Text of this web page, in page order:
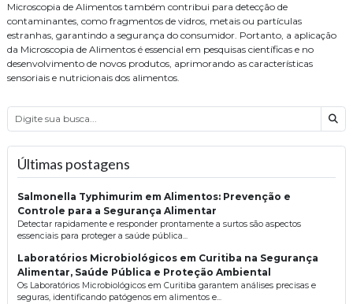
Microscopia de Alimentos também contribui para detecção de
contaminantes, como fragmentos de vidros, metais ou partículas
estranhas, garantindo a segurança do consumidor. Portanto, a aplicação
da Microscopia de Alimentos é essencial em pesquisas científicas e no
desenvolvimento de novos produtos, aprimorando as características
sensoriais e nutricionais dos alimentos.
Últimas postagens
Salmonella Typhimurim em Alimentos: Prevenção e
Controle para a Segurança Alimentar
Detectar rapidamente e responder prontamente a surtos são aspectos
essenciais para proteger a saúde pública...
Laboratórios Microbiológicos em Curitiba na Segurança
Alimentar, Saúde Pública e Proteção Ambiental
Os Laboratórios Microbiológicos em Curitiba garantem análises precisas e
seguras, identificando patógenos em alimentos e...